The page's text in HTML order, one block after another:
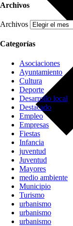
Archivos
Archivos
Categorías
Asociaciones
Ayuntamiento
Cultura
Deporte
Desarrollo local
Destacado
Empleo
Empresas
Fiestas
Infancia
juventud
Juventud
Mayores
medio ambiente
Municipio
Turismo
urbanismo
urbanismo
urbanismo